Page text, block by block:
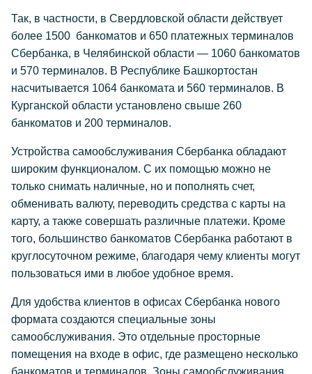
Так, в частности, в Свердловской области действует
более 1500 банкоматов и 650 платежных терминалов
Сбербанка, в Челябинской области — 1060 банкоматов
и 570 терминалов. В Республике Башкортостан
насчитывается 1064 банкомата и 560 терминалов. В
Курганской области установлено свыше 260
банкоматов и 200 терминалов.
Устройства самообслуживания Сбербанка обладают
широким функционалом. С их помощью можно не
только снимать наличные, но и пополнять счет,
обменивать валюту, переводить средства с карты на
карту, а также совершать различные платежи. Кроме
того, большинство банкоматов Сбербанка работают в
круглосуточном режиме, благодаря чему клиенты могут
пользоваться ими в любое удобное время.
Для удобства клиентов в офисах Сбербанка нового
формата создаются специальные зоны
самообслуживания. Это отдельные просторные
помещения на входе в офис, где размещено несколько
банкоматов и терминалов. Зоны самообслуживания